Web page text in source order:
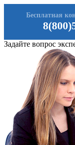
Бесплатная
Задайте вопрос